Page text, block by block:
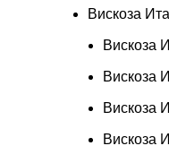
Вискоза
Вискоза
Вискоза
Вискоза
Вискоза